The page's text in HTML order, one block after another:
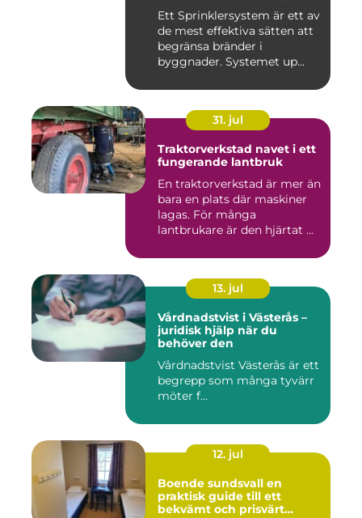
Ett Sprinklersystem är ett av
de mest effektiva sätten att
begränsa bränder i
byggnader. Systemet up...
31. jul
Traktorverkstad navet i ett
fungerande lantbruk
En traktorverkstad är mer än
bara en plats där maskiner
lagas. För många
lantbrukare är den hjärtat ...
13. jul
Vårdnadstvist i Västerås –
juridisk hjälp när du
behöver den
Vårdnadstvist Västerås är ett
begrepp som många tyvärr
möter f...
12. jul
Boende sundsvall en
praktisk guide till ett
bekvämt och prisvärt